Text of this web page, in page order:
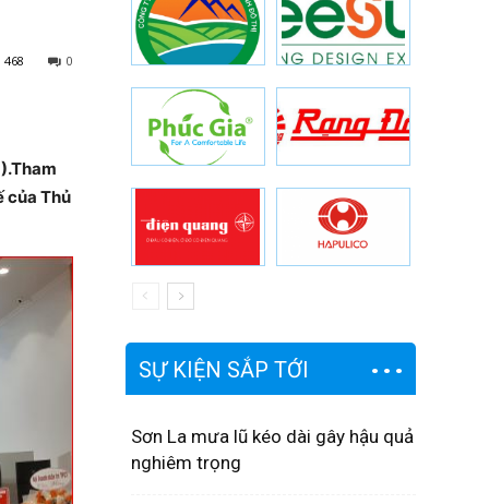
0
468
của Thủ
SỰ KIỆN SẮP TỚI
Sơn La mưa lũ kéo dài gây hậu quả
nghiêm trọng